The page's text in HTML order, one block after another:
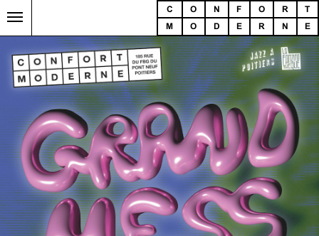
C O N F O R
T
M
O D E R N E